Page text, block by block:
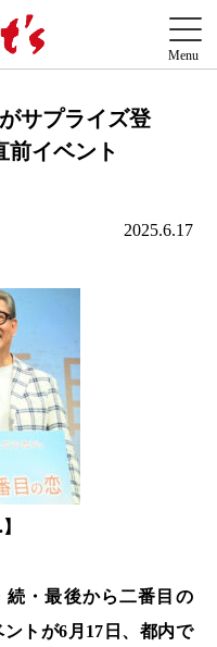
サプライズ登
イベント
2025.6.17
続・最後から二番目の
トが6月17日、都内で